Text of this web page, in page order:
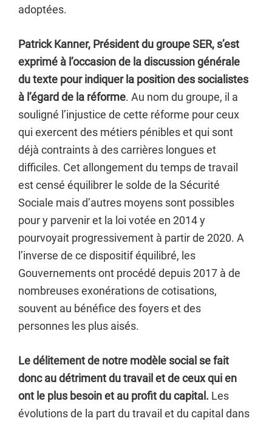
adoptées.
Patrick Kanner, Président du groupe SER, s’est
exprimé à l’occasion de la discussion générale
du texte pour indiquer la position des socialistes
à l’égard de la réforme. Au nom du groupe, il a
souligné l’injustice de cette réforme pour ceux
qui exercent des métiers pénibles et qui sont
déjà contraints à des carrières longues et
difficiles. Cet allongement du temps de travail
est censé équilibrer le solde de la Sécurité
Sociale mais d’autres moyens sont possibles
pour y parvenir et la loi votée en 2014 y
pourvoyait progressivement à partir de 2020. A
l’inverse de ce dispositif équilibré, les
Gouvernements ont procédé depuis 2017 à de
nombreuses exonérations de cotisations,
souvent au bénéfice des foyers et des
personnes les plus aisés.
Le délitement de notre modèle social se fait
donc au détriment du travail et de ceux qui en
ont le plus besoin et au profit du capital. Les
évolutions de la part du travail et du capital dans